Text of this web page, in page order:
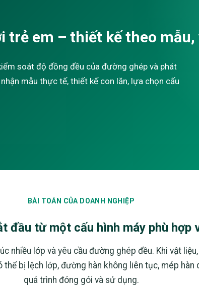
trẻ em – thiết kế theo
soát độ đồng đều của đường ghép và phát
mẫu thực tế, thiết kế con lăn, lựa chọn cấu
BÀI TOÁN CỦA DOANH NGHIỆP
đầu từ một cấu hình máy phù hợp
nhiều lớp và yêu cầu đường ghép đều. Khi vật
thể bị lệch lớp, đường hàn không liên tục, mép
quá trình đóng gói và sử dụng.